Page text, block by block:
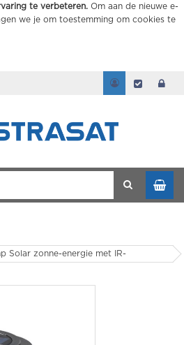
te verbeteren. Om aan de nieuwe e-
we je om toestemming om cookies te
Solar zonne-energie met IR-